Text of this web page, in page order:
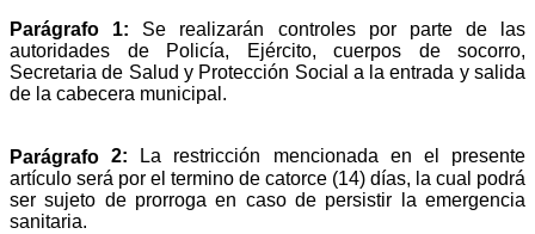
Parágrafo 1: Se realizarán controles por parte de las
autoridades de Policía, Ejército, cuerpos de socorro,
Secretaria de Salud y Protección Social a la entrada y salida
de la cabecera municipal.
Parágrafo2: La restricción mencionada en el presente
artículo será por el termino de catorce (14) días, la cual podrá
ser sujeto de prorroga en caso de persistir la emergencia
sanitaria.